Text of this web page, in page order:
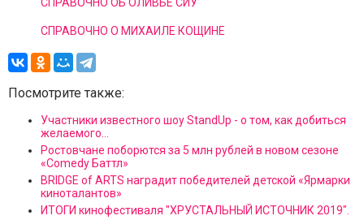
СПРАВОЧНО ОБ ОЛИВЬЕ СИУ
СПРАВОЧНО О МИХАИЛЕ КОЩИНЕ
Посмотрите также:
Участники известного шоу StandUp - о том, как добиться
желаемого...
Ростовчане поборются за 5 млн рублей в новом сезоне
«Comedy Баттл»
BRIDGE of ARTS наградит победителей детской «Ярмарки
киноталантов»
ИТОГИ кинофестиваля "ХРУСТАЛЬНЫЙ ИСТОЧНИК 2019".